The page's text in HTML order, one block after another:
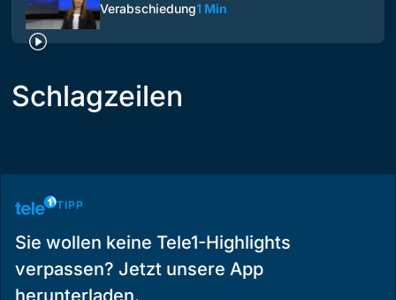
Verabschiedung1 Min
Schlagzeilen
TIPP
Sie wollen keine Tele1-Highlights
verpassen? Jetzt unsere App
herunterladen.